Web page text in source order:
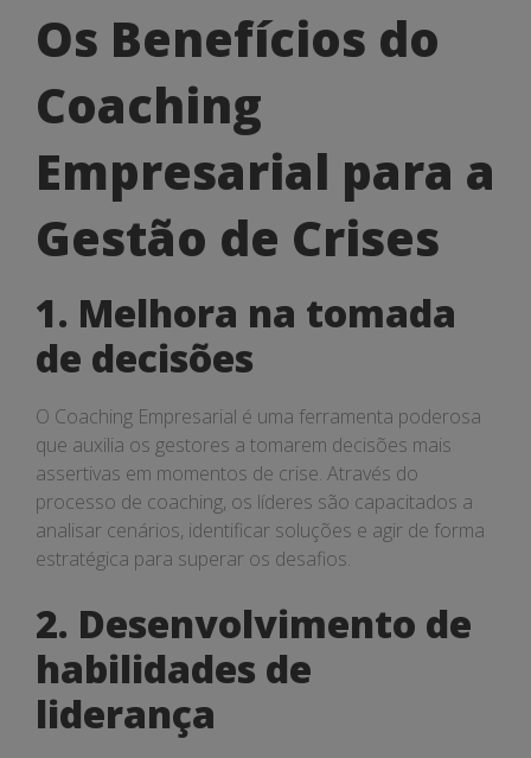
Os
Benefícios
do
Coaching
Empresarial
para
a
Gestão
de
Crises
Os Benefícios do
Coaching
Empresarial para a
Gestão de Crises
1. Melhora na tomada
de decisões
O Coaching Empresarial é uma ferramenta poderosa
que auxilia os gestores a tomarem decisões mais
assertivas em momentos de crise. Através do
processo de coaching, os líderes são capacitados a
analisar cenários, identificar soluções e agir de forma
estratégica para superar os desafios.
2. Desenvolvimento de
habilidades de
liderança